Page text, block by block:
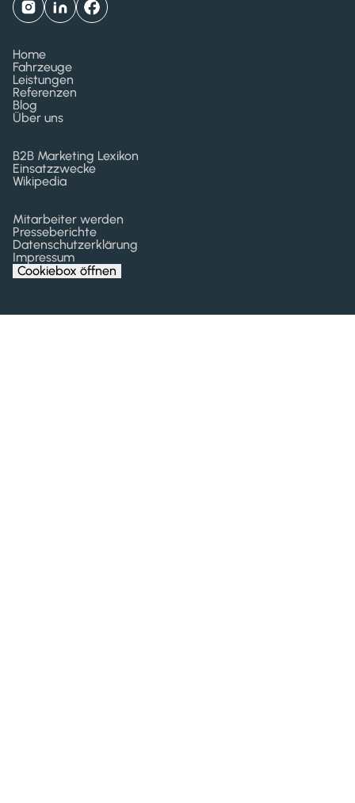
Home
Fahrzeuge
Leistungen
Referenzen
Blog
Über uns
B2B Marketing Lexikon
Einsatzzwecke
Wikipedia
Mitarbeiter werden
Presseberichte
Datenschutzerklärung
Impressum
Cookiebox öffnen